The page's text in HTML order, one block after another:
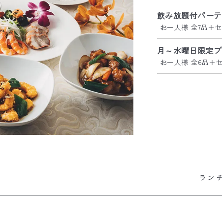
飲み放題付パー
お一人様 全7品＋
月～水曜日限定
お一人様 全6品＋
ラン